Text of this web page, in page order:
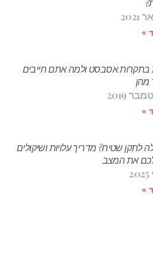
»
בתקרות אסבסט ולמה אתם חייבים
מהן
»
לתקן שטיח? מדריך עלויות ושיקולים
את המצב
»